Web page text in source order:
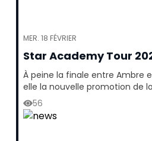
MER. 18 FÉVRIER
Star Academy Tour
À peine la finale entre Ambre
elle la nouvelle promotion de
56